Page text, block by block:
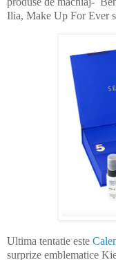
Ilia, Make Up For Ever
Ultima tentatie este
surprize emblematice